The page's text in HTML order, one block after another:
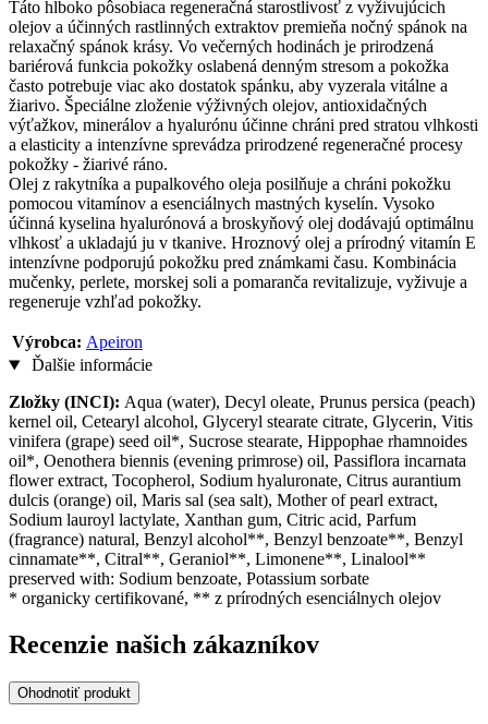
Táto hlboko pôsobiaca regeneračná starostlivosť z vyživujúcich
olejov a účinných rastlinných extraktov premieňa nočný spánok na
relaxačný spánok krásy. Vo večerných hodinách je prirodzená
bariérová funkcia pokožky oslabená denným stresom a pokožka
často potrebuje viac ako dostatok spánku, aby vyzerala vitálne a
žiarivo. Špeciálne zloženie výživných olejov, antioxidačných
výťažkov, minerálov a hyalurónu účinne chráni pred stratou vlhkosti
a elasticity a intenzívne sprevádza prirodzené regeneračné procesy
pokožky - žiarivé ráno.
Olej z rakytníka a pupalkového oleja posilňuje a chráni pokožku
pomocou vitamínov a esenciálnych mastných kyselín. Vysoko
účinná kyselina hyalurónová a broskyňový olej dodávajú optimálnu
vlhkosť a ukladajú ju v tkanive. Hroznový olej a prírodný vitamín E
intenzívne podporujú pokožku pred známkami času. Kombinácia
mučenky, perlete, morskej soli a pomaranča revitalizuje, vyživuje a
regeneruje vzhľad pokožky.
Výrobca: Apeiron
Ďalšie informácie
Zložky (INCI): Aqua (water), Decyl oleate, Prunus persica (peach)
kernel oil, Cetearyl alcohol, Glyceryl stearate citrate, Glycerin, Vitis
vinifera (grape) seed oil*, Sucrose stearate, Hippophae rhamnoides
oil*, Oenothera biennis (evening primrose) oil, Passiflora incarnata
flower extract, Tocopherol, Sodium hyaluronate, Citrus aurantium
dulcis (orange) oil, Maris sal (sea salt), Mother of pearl extract,
Sodium lauroyl lactylate, Xanthan gum, Citric acid, Parfum
(fragrance) natural, Benzyl alcohol**, Benzyl benzoate**, Benzyl
cinnamate**, Citral**, Geraniol**, Limonene**, Linalool**
preserved with: Sodium benzoate, Potassium sorbate
* organicky certifikované, ** z prírodných esenciálnych olejov
Recenzie našich zákazníkov
Ohodnotiť produkt